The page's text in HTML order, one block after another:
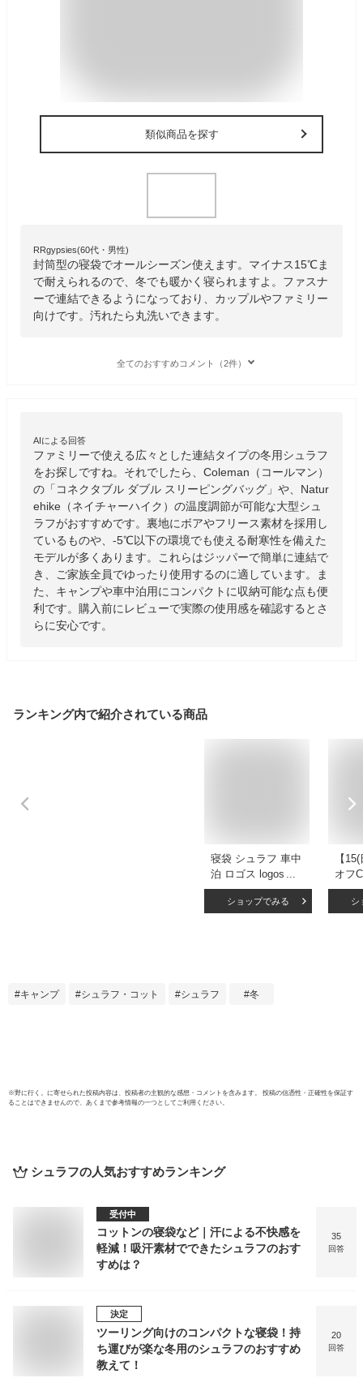
類似商品を探す
RRgypsies(60代・男性)
封筒型の寝袋でオールシーズン使えます。マイナス15℃ま
で耐えられるので、冬でも暖かく寝られますよ。ファスナ
ーで連結できるようになっており、カップルやファミリー
向けです。汚れたら丸洗いできます。
全てのおすすめコメント（2件）
AIによる回答
ファミリーで使える広々とした連結タイプの冬用シュラフ
をお探しですね。それでしたら、Coleman（コールマン）
の「コネクタブル ダブル スリーピングバッグ」や、Natur
ehike（ネイチャーハイク）の温度調節が可能な大型シュ
ラフがおすすめです。裏地にボアやフリース素材を採用し
ているものや、-5℃以下の環境でも使える耐寒性を備えた
モデルが多くあります。これらはジッパーで簡単に連結で
き、ご家族全員でゆったり使用するのに適しています。ま
た、キャンプや車中泊用にコンパクトに収納可能な点も便
利です。購入前にレビューで実際の使用感を確認するとさ
らに安心です。
ランキング内で紹介されている商品
寝袋 シュラフ 車中
泊 ロゴス logos 連
結 冬 冬用 コンパク
ト 軽量 封筒型 キャ
ラフ2 [適正温度-2℃
ショップでみる
【
オフ
価】
最大
シ
キャンプ シュラフ・コット シュラフ 冬
※野に行く。 に寄せられた投稿内容は、投稿者の主観的な感想・コメントを含みます。 投稿の信憑性・正確性を保証す
ることはできませんので、あくまで参考情報の一つとしてご利用ください。
シュラフの人気おすすめランキング
受付中
コットンの寝袋など｜汗による不快感を
軽減！吸汗素材でできたシュラフのおす
すめは？
35
回答
決定
ツーリング向けのコンパクトな寝袋！持
ち運びが楽な冬用のシュラフのおすすめ
教えて！
20
回答